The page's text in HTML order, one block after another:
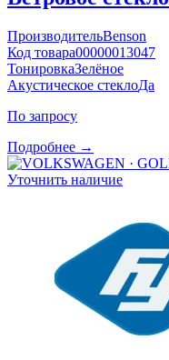
ПроизводительBenson
Код товара00000013047
ТонировкаЗелёное
Акустическое стеклоДа
По запросу
Подробнее →
Уточнить наличие